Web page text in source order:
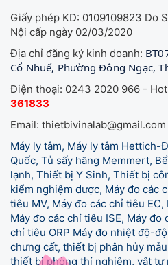
Giấy phép KD: 0109109823 Do
Nội cấp ngày 02/03/2020
Địa chỉ đăng ký kinh doanh:
Cổ Nhuế, Phường Đông Ngạc,
Điện thoại: 0243 2020 966 -
361833
Email: thietbivinalab@gmail.com
Máy ly tâm, Máy ly tâm Hettich-
Quốc, Tủ sấy hãng Memmert,
lạnh, Thiết bị Y Sinh, Thiết bị
kiểm nghiệm dược, Máy đo các
tiêu MV, Máy đo các chỉ tiêu
Máy đo các chỉ tiêu ISE, Máy đo
chỉ tiêu ORP Máy đo nhiệt độ-
chưng cất, thiết bị phân hủy
thiết bị phòng thí nghiệm, vật